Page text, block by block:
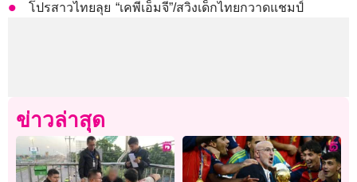
โปรสาวไทยลุย “เคพีเอ็มจี”/สวิงเด็กไทยกวาดแชมป์
ข่าวล่าสุด